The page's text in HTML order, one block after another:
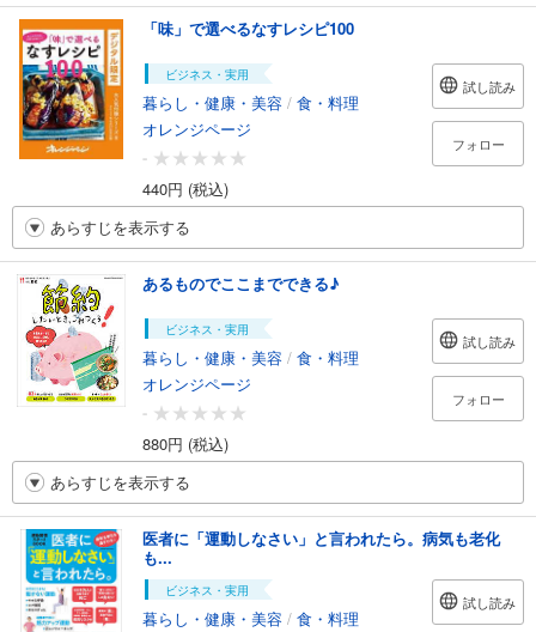
「味」で選べるなすレシピ100
ビジネス・実用
暮らし・健康・美容 / 食・料理
オレンジページ
-
440円 (税込)
試し読み
フォロー
あらすじを表示する
あるものでここまでできる♪
ビジネス・実用
暮らし・健康・美容 / 食・料理
オレンジページ
-
880円 (税込)
試し読み
フォロー
あらすじを表示する
医者に「運動しなさい」と言われたら。病気も老化
も...
ビジネス・実用
暮らし・健康・美容 / 食・料理
試し読み